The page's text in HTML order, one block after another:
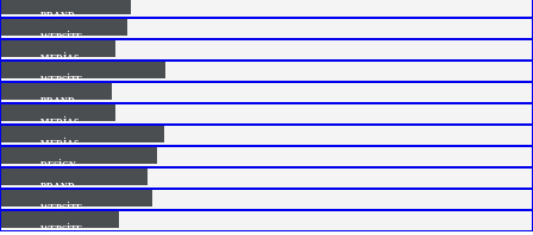
BRAND
WEBSITE
MEDIAS
WEBSITE
BRAND
MEDIAS
MEDIAS
DESIGN
BRAND
WEBSITE
WEBSITE